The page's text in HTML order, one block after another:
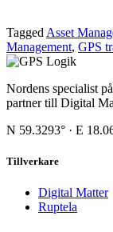
Tagged Asset
Management, GPS
Nordens specialist
partner till Digital
N 59.3293° · E
Tillverkare
Digital Matter
Ruptela